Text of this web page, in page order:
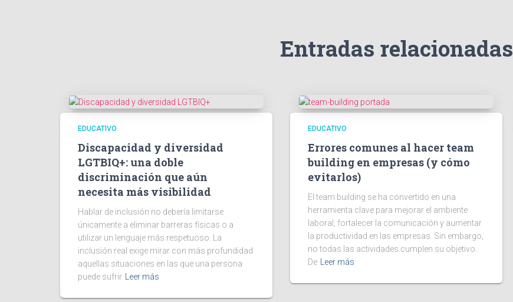
Entradas relacionadas
EDUCATIVO
Discapacidad y diversidad
LGTBIQ+: una doble
discriminación que aún
necesita más visibilidad
Hablar de inclusión no debería limitarse
únicamente a eliminar barreras físicas o a
utilizar un lenguaje más respetuoso. La
inclusión real exige mirar con más profundidad
aquellas situaciones en las que una persona
puede sufrir Leer más
EDUCATIVO
Errores comunes al hacer team
building en empresas (y cómo
evitarlos)
El team building se ha convertido en una
herramienta clave para mejorar el ambiente
laboral, fortalecer la comunicación y aumentar
la productividad en las empresas. Sin embargo,
no todas las actividades cumplen su objetivo.
De Leer más